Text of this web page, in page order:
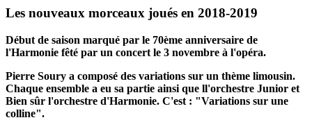
Les nouveaux morceaux joués en 2018-2019
Début de saison marqué par le 70ème anniversaire de
l'Harmonie fêté par un concert le 3 novembre à l'opéra.
Pierre Soury a composé des variations sur un thème limousin.
Chaque ensemble a eu sa partie ainsi que ll'orchestre Junior et
Bien sûr l'orchestre d'Harmonie. C'est : "Variations sur une
colline".